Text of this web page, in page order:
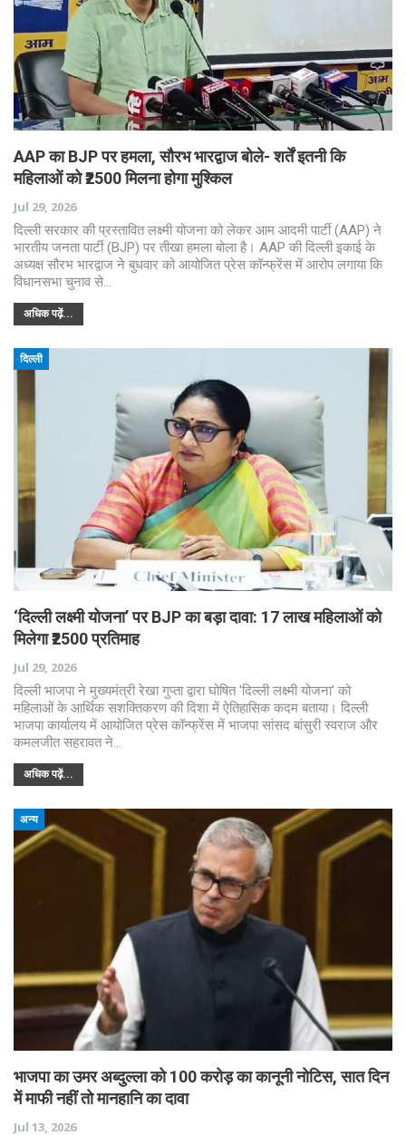
AAP का BJP पर हमला, सौरभ भारद्वाज बोले- शर्तें इतनी कि
महिलाओं को ₹2500 मिलना होगा मुश्किल
Jul 29, 2026
दिल्ली सरकार की प्रस्तावित लक्ष्मी योजना को लेकर आम आदमी पार्टी (AAP) ने
भारतीय जनता पार्टी (BJP) पर तीखा हमला बोला है। AAP की दिल्ली इकाई के
अध्यक्ष सौरभ भारद्वाज ने बुधवार को आयोजित प्रेस कॉन्फ्रेंस में आरोप लगाया कि
विधानसभा चुनाव से…
अधिक पढ़ें...
दिल्ली
‘दिल्ली लक्ष्मी योजना’ पर BJP का बड़ा दावा: 17 लाख महिलाओं को
मिलेगा ₹2500 प्रतिमाह
Jul 29, 2026
दिल्ली भाजपा ने मुख्यमंत्री रेखा गुप्ता द्वारा घोषित 'दिल्ली लक्ष्मी योजना' को
महिलाओं के आर्थिक सशक्तिकरण की दिशा में ऐतिहासिक कदम बताया। दिल्ली
भाजपा कार्यालय में आयोजित प्रेस कॉन्फ्रेंस में भाजपा सांसद बांसुरी स्वराज और
कमलजीत सहरावत ने…
अधिक पढ़ें...
अन्य
भाजपा का उमर अब्दुल्ला को 100 करोड़ का कानूनी नोटिस, सात दिन
में माफी नहीं तो मानहानि का दावा
Jul 13, 2026